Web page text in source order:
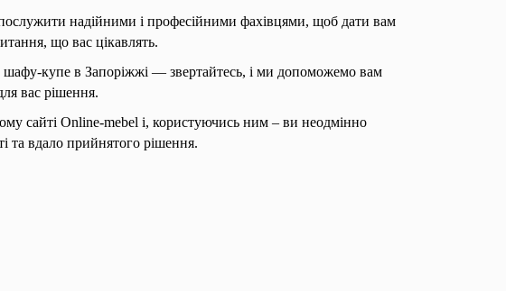
надійними і професійними фахівцями, щоб дати вам
що вас цікавлять.
купе в Запоріжжі — звертайтесь, і ми допоможемо вам
вас рішення.
сайті Online-mebel і, користуючись ним – ви неодмінно
та вдало прийнятого рішення.